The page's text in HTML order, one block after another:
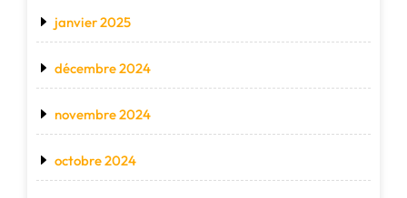
janvier 2025
décembre 2024
novembre 2024
octobre 2024